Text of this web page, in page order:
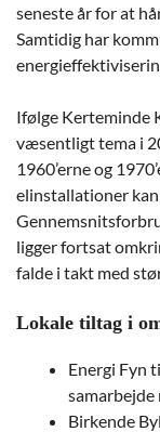
seneste år for at
Samtidig har
Ifølge Kerteminde
væsentligt tema i
1960’erne og
elinstallationer
ligger fortsat
falde i takt med
Lokale tiltag i
Energi Fyn
samarbejde
Birkende